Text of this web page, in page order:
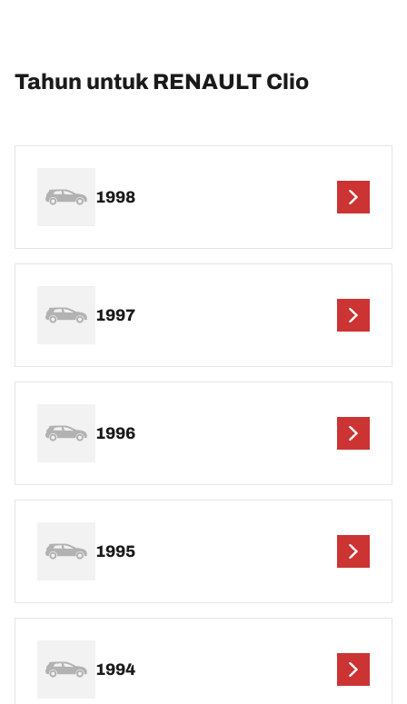
Tahun untuk RENAULT Clio
1998
1997
1996
1995
1994